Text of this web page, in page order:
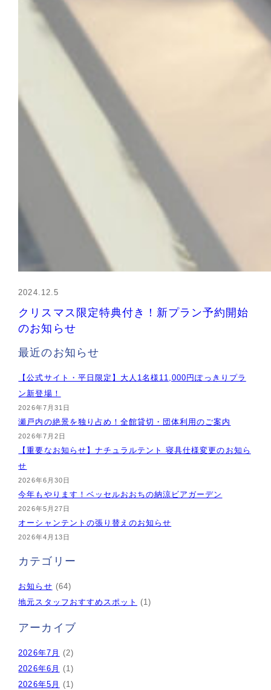
2024.12.5
クリスマス限定特典付き！新プラン予約開始
のお知らせ
最近のお知らせ
【公式サイト・平日限定】大人1名様11,000円ぽっきりプラ
ン新登場！
2026年7月31日
瀬戸内の絶景を独り占め！全館貸切・団体利用のご案内
2026年7月2日
【重要なお知らせ】ナチュラルテント 寝具仕様変更のお知ら
せ
2026年6月30日
今年もやります！ベッセルおおちの納涼ビアガーデン
2026年5月27日
オーシャンテントの張り替えのお知らせ
2026年4月13日
カテゴリー
お知らせ (64)
地元スタッフおすすめスポット (1)
アーカイブ
2026年7月 (2)
2026年6月 (1)
2026年5月 (1)